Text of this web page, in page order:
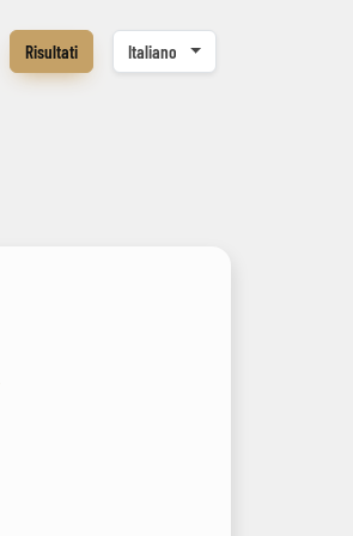
Risultati Italiano